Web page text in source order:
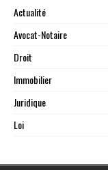
Actualité
Avocat-Notaire
Droit
Immobilier
Juridique
Loi